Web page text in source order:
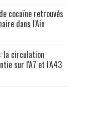
cocaïne retrouvés
dans l'Ain
la circulation
sur l'A7 et l'A43